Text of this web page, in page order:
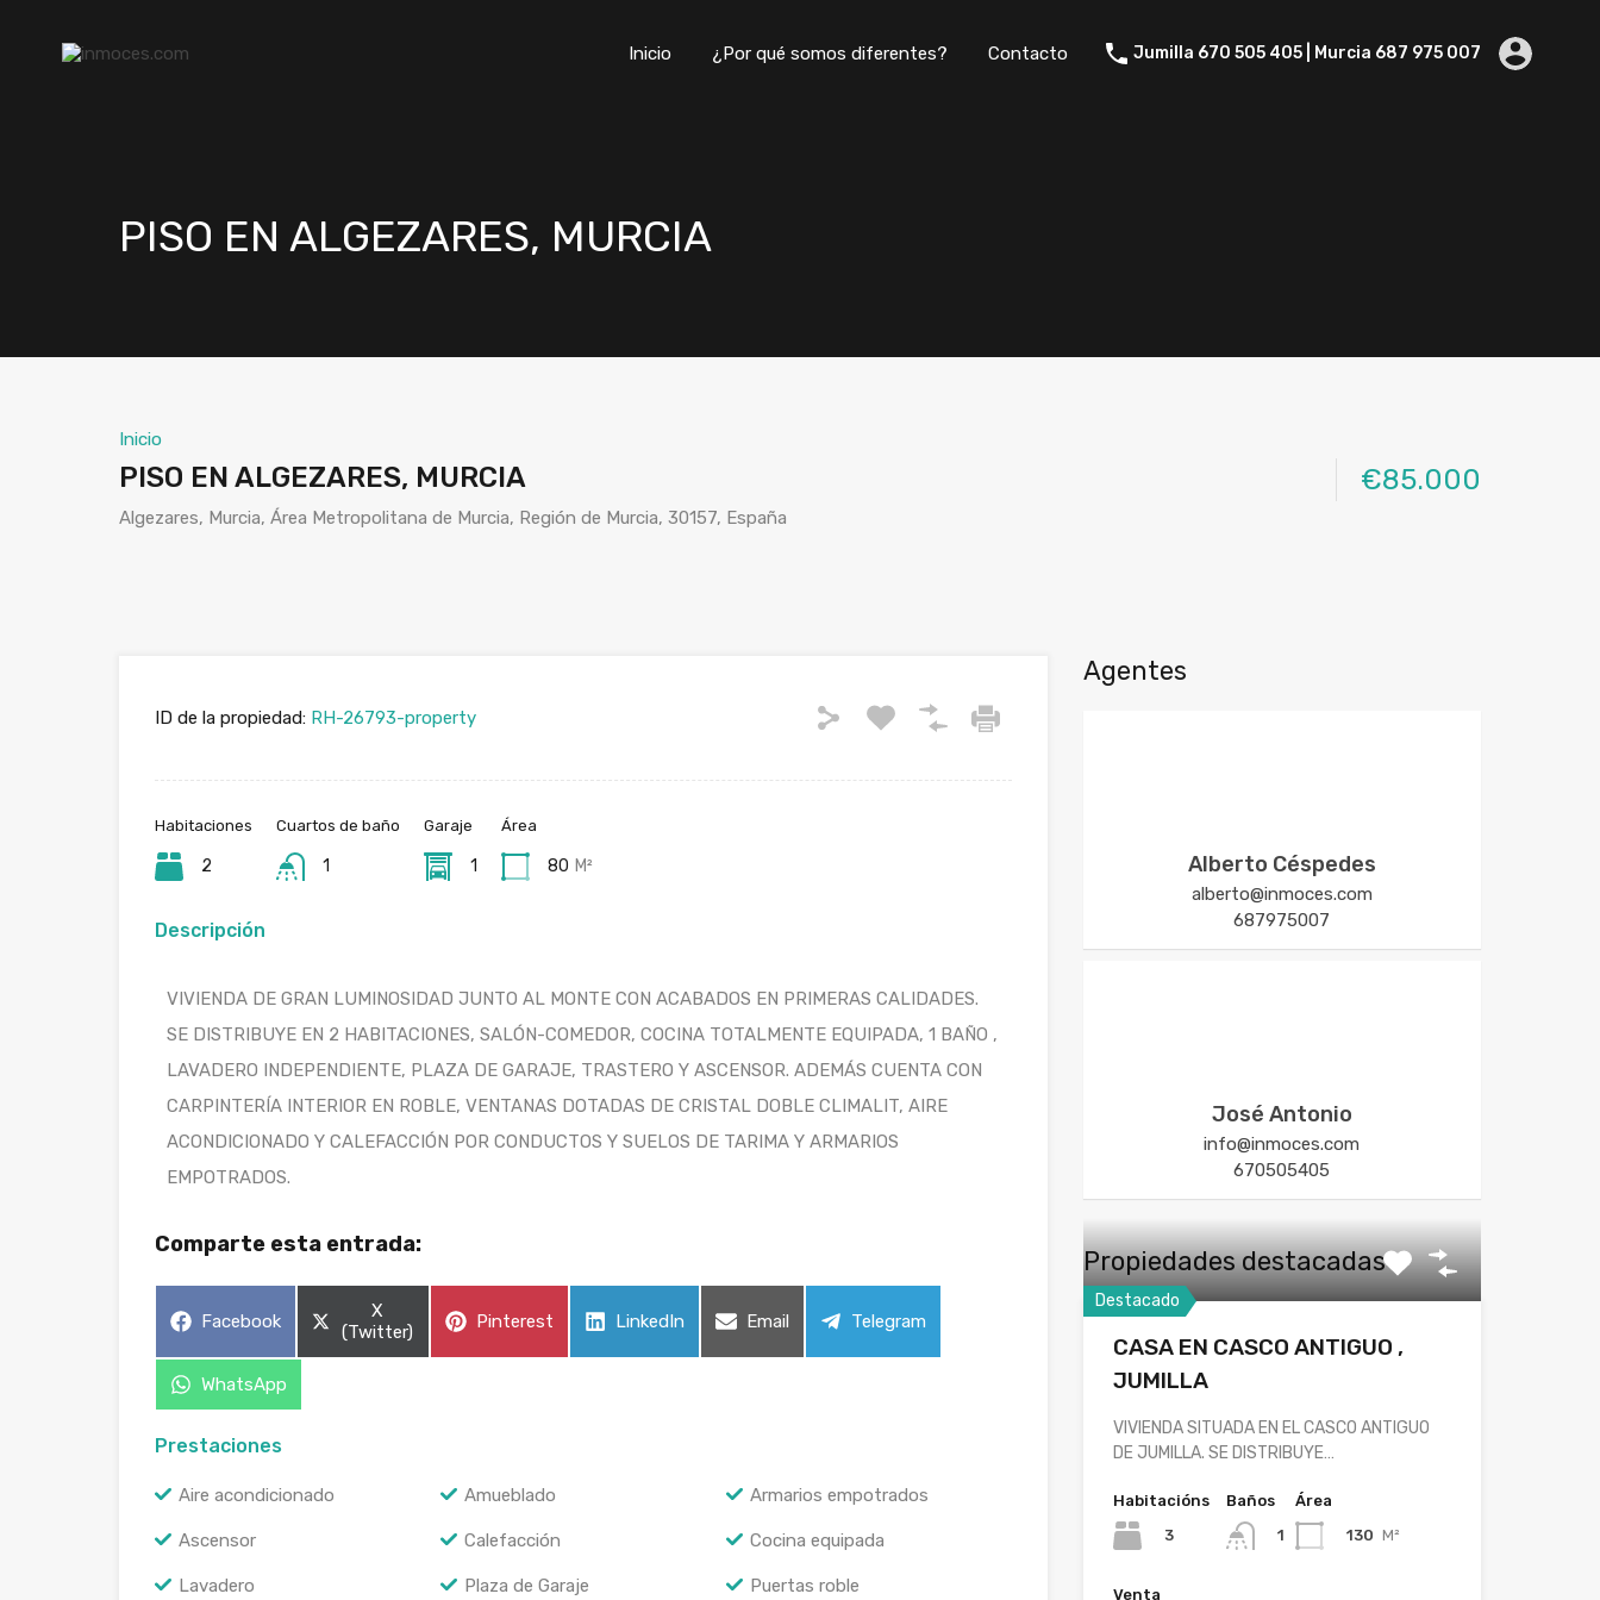
Inicio ¿Por qué somos diferentes? Contacto Jumilla 670 505 405 | Murcia 687 975 007
Inicio ¿Por qué somos diferentes? Contacto Jumilla 670 505 405 | Murcia 687 975 007
PISO EN ALGEZARES, MURCIA
Inicio
PISO EN ALGEZARES, MURCIA
Algezares, Murcia, Área Metropolitana de Murcia, Región de Murcia, 30157, España
€85.000
ID de la propiedad: RH-26793-property
Habitaciones
2
Cuartos de baño
1
Garaje
1
Área
80 M²
Descripción
VIVIENDA DE GRAN LUMINOSIDAD JUNTO AL MONTE CON ACABADOS EN PRIMERAS CALIDADES.
SE DISTRIBUYE EN 2 HABITACIONES, SALÓN-COMEDOR, COCINA TOTALMENTE EQUIPADA, 1 BAÑO ,
LAVADERO INDEPENDIENTE, PLAZA DE GARAJE, TRASTERO Y ASCENSOR. ADEMÁS CUENTA CON
CARPINTERÍA INTERIOR EN ROBLE, VENTANAS DOTADAS DE CRISTAL DOBLE CLIMALIT, AIRE
ACONDICIONADO Y CALEFACCIÓN POR CONDUCTOS Y SUELOS DE TARIMA Y ARMARIOS
EMPOTRADOS.
Comparte esta entrada:
Facebook
X
(Twitter)
Pinterest LinkedIn Email Telegram
WhatsApp
Prestaciones
Aire acondicionado Amueblado Armarios empotrados
Ascensor Calefacción Cocina equipada
Lavadero Plaza de Garaje Puertas roble
Agentes
Alberto Céspedes
alberto@inmoces.com
687975007
José Antonio
info@inmoces.com
670505405
Propiedades destacadas
Destacado
CASA EN CASCO ANTIGUO ,
JUMILLA
VIVIENDA SITUADA EN EL CASCO ANTIGUO
DE JUMILLA. SE DISTRIBUYE…
Habitacións
3
Baños
1
Área
130 M²
Venta